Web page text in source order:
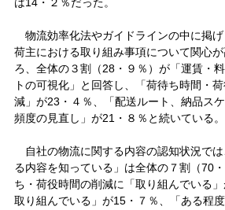
物流効率化法やガイドラインの中に掲
荷主における取り組み事項について関心
ろ、全体の３割（28・９％）が「運賃・
トの可視化」と回答し、「荷待ち時間・
減」が23・４％、「配送ルート、納品ス
頻度の見直し」が21・８％と続いている。
自社の物流に関する内容の認知状況で
る内容を知っている」は全体の７割（70
ち・荷役時間の削減に「取り組んでいる
取り組んでいる」が15・７％、「ある程